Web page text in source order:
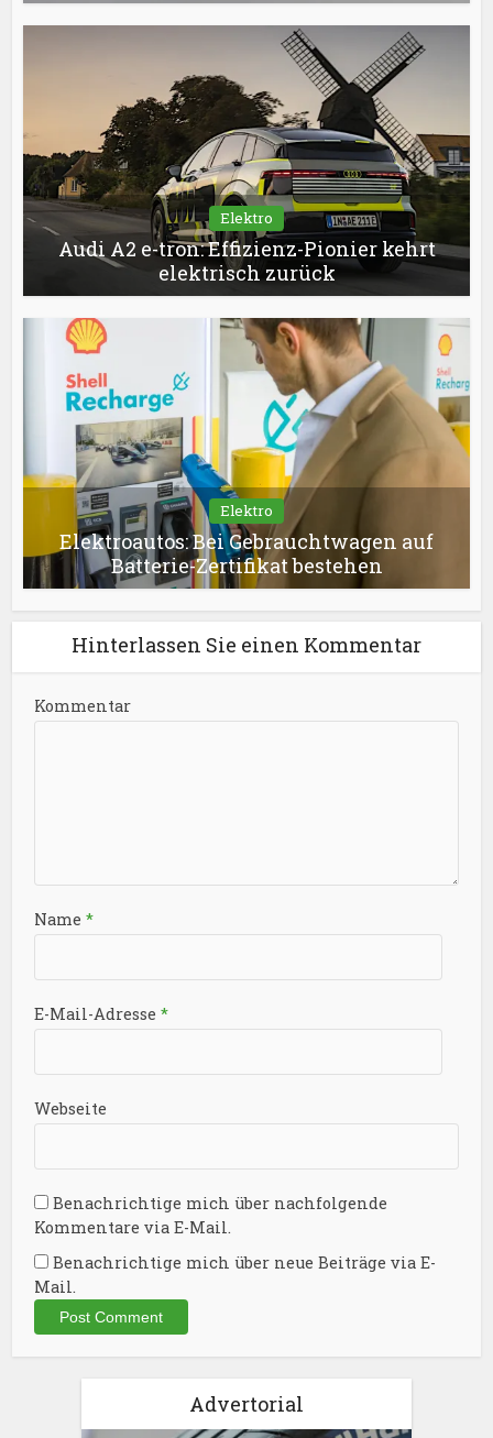
Elektro
Audi A2 e-tron: Effizienz-Pionier kehrt
elektrisch zurück
Elektro
Elektroautos: Bei Gebrauchtwagen auf
Batterie-Zertifikat bestehen
Hinterlassen Sie einen Kommentar
Kommentar
Name*
E-Mail-Adresse*
Webseite
Benachrichtige mich über nachfolgende
Kommentare via E-Mail.
Benachrichtige mich über neue Beiträge via E-
Mail.
Advertorial